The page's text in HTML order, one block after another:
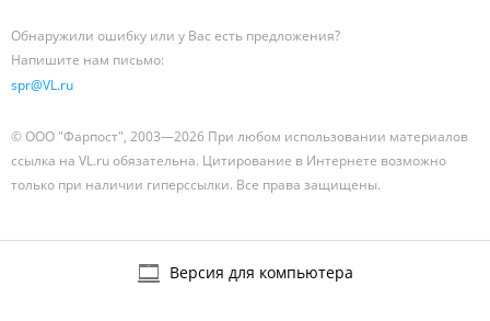
Обнаружили ошибку или у Вас есть предложения?
Напишите нам письмо:
spr@VL.ru
© ООО "Фарпост", 2003—2026 При любом использовании материалов
ссылка на VL.ru обязательна. Цитирование в Интернете возможно
только при наличии гиперссылки. Все права защищены.
Версия для компьютера